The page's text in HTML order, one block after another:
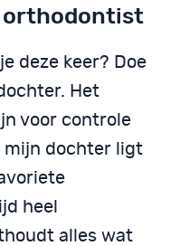
orthodontist
deze keer? Doe
Het
voor controle
mijn dochter ligt
heel
alles wat